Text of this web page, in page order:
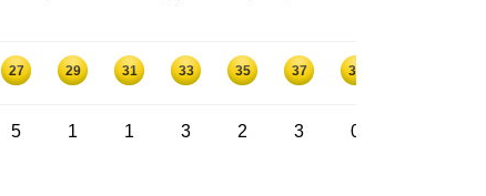
27 29 31 33 35 37 39
5 1 1 3 2 3 0